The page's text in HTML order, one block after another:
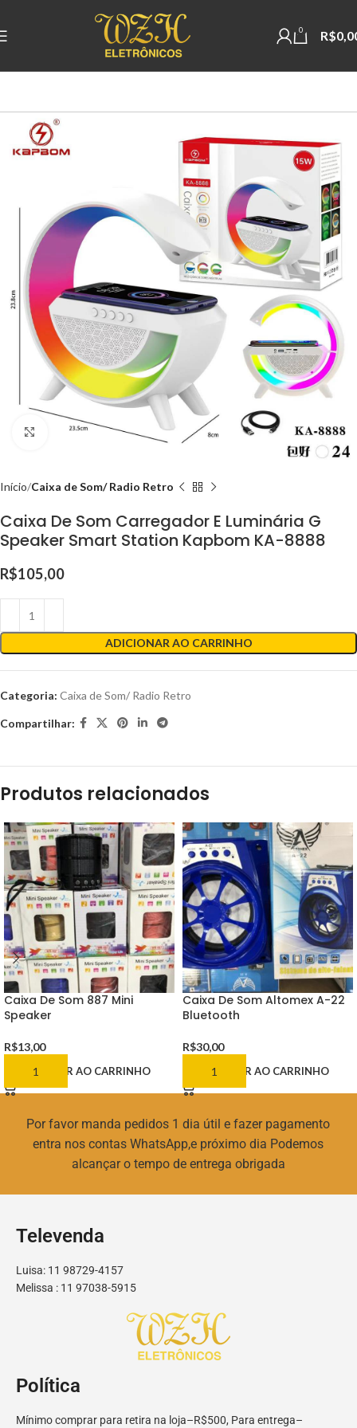
0 R$
Clique para ampliar
Início Caixa de Som/ Radio Retro
Caixa De Som Carregador E Luminária G
Speaker Smart Station Kapbom KA-8888
R$105,00
ADICIONAR AO CARRINHO
Categoria: Caixa de Som/ Radio Retro
Compartilhar:
Produtos relacionados
Caixa De Som 887 Mini
Speaker
R$13,00
ADICIONAR AO CARRINHO
Caixa De Som Altomex A-22
Bluetooth
R$30,00
ADICIONAR AO CARRINHO
Por favor manda pedidos 1 dia útil e fazer pagamento
entra nos contas WhatsApp,e próximo dia Podemos
alcançar o tempo de entrega obrigada
Televenda
Luisa: 11 98729-4157
Melissa : 11 97038-5915
Política
Mínimo comprar para retira na loja–R$500, Para entrega–